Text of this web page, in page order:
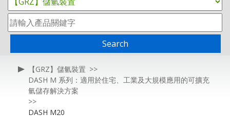
Search
【GRZ】儲氫裝置
DASH M 系列：適用於住宅、工業及大規模應用的可擴充
氫儲存解決方案
DASH M20